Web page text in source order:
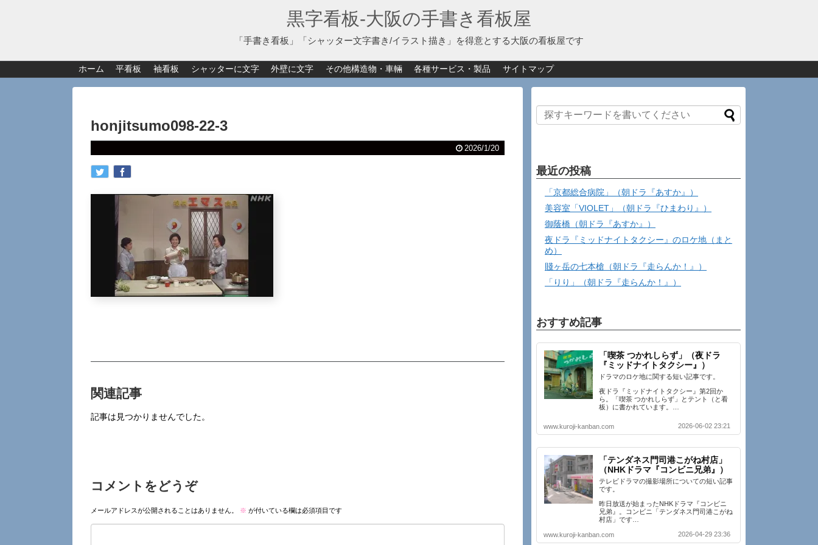
黒字看板‐大阪の手書き看板屋
「手書き看板」「シャッター文字書き/イラスト描き」を得意とする大阪の看板屋です
ホーム 平看板 袖看板 シャッターに文字 外壁に文字 その他構造物・車輛 各種サービス・製品 サイトマップ
honjitsumo098-22-3
2026/1/20
関連記事
記事は見つかりませんでした。
コメントをどうぞ
メールアドレスが公開されることはありません。 ※ が付いている欄は必須項目です
最近の投稿
「京都総合病院」（朝ドラ『あすか』）
美容室「VIOLET」（朝ドラ『ひまわり』）
御蔭橋（朝ドラ『あすか』）
夜ドラ『ミッドナイトタクシー』のロケ地（まと
め）
賤ヶ岳の七本槍（朝ドラ『走らんか！』）
「りり」（朝ドラ『走らんか！』）
おすすめ記事
「喫茶 つかれしらず」（夜ドラ
『ミッドナイトタクシー』）
ドラマのロケ地に関する短い記事です。
夜ドラ『ミッドナイトタクシー』第2回か
ら。「喫茶 つかれしらず」とテント（と看
板）に書かれています。…
www.kuroji-kanban.com 2026-06-02 23:21
「テンダネス門司港こがね村店」
（NHKドラマ『コンビニ兄弟』）
テレビドラマの撮影場所についての短い記事
です。
昨日放送が始まったNHKドラマ『コンビニ
兄弟』。コンビニ「テンダネス門司港こがね
村店」です…
www.kuroji-kanban.com 2026-04-29 23:36